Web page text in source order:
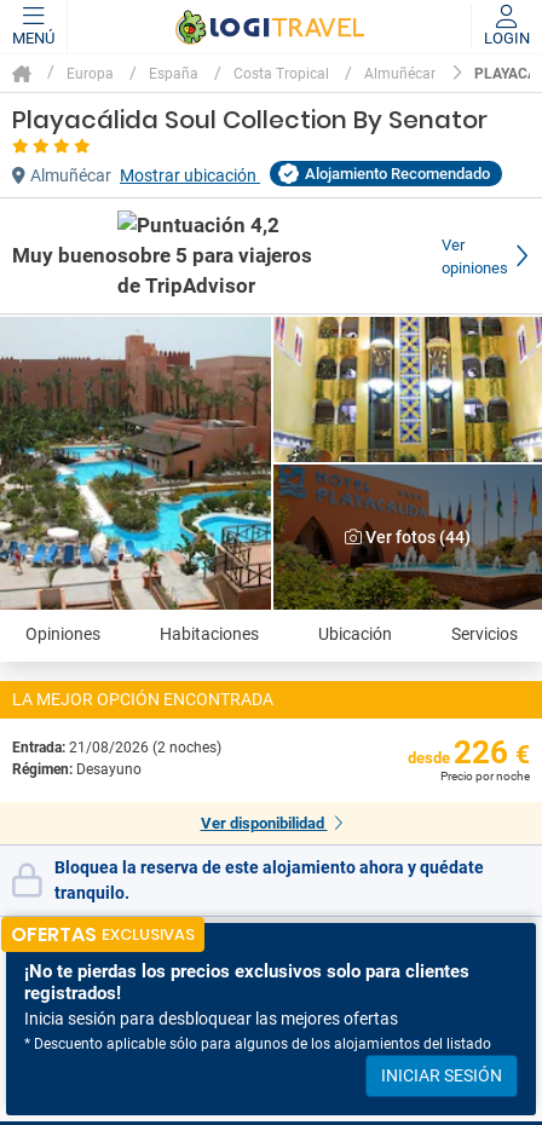
MENÚ LOGIN
Europa España Costa Tropical Almuñécar
Playacálida Soul Collection By Senator
Almuñécar Mostrar ubicación Alojamiento Recomendado
Muy bueno
Ver
opiniones
Ver fotos (44)
Opiniones Habitaciones Ubicación Servicios
LA MEJOR OPCIÓN ENCONTRADA
Entrada: 21/08/2026 (2 noches)
Régimen: Desayuno
desde 226 €
Precio por noche
Ver disponibilidad
Bloquea la reserva de este alojamiento ahora y quédate
tranquilo.
OFERTAS EXCLUSIVAS
¡No te pierdas los precios exclusivos solo para clientes
registrados!
Inicia sesión para desbloquear las mejores ofertas
* Descuento aplicable sólo para algunos de los alojamientos del listado
INICIAR SESIÓN